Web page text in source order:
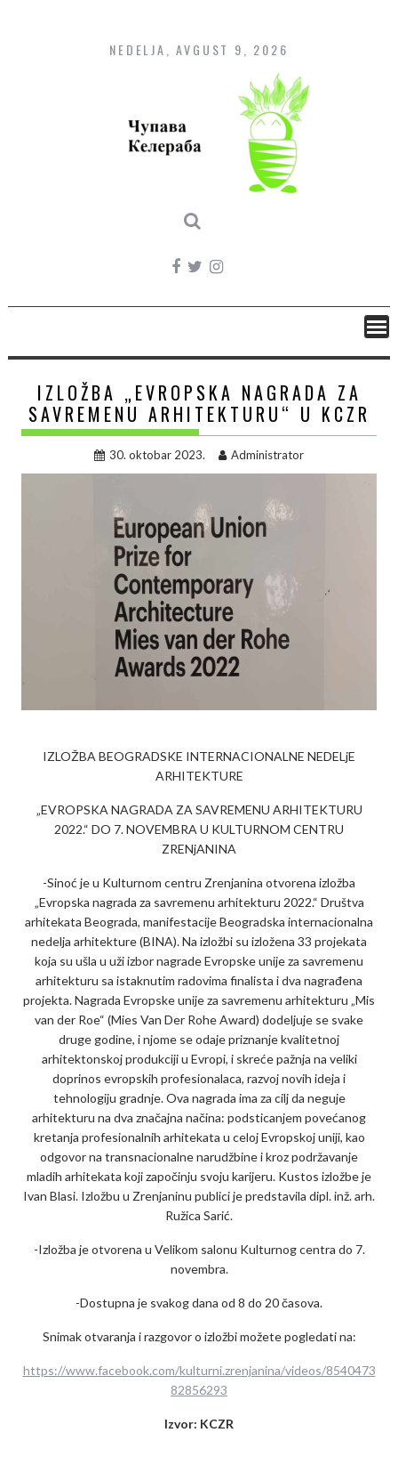
content
NEDELJA, AVGUST 9, 2026
IZLOŽBA „EVROPSKA NAGRADA ZA
SAVREMENU ARHITEKTURU“ U KCZR
30. oktobar 2023. Administrator
IZLOŽBA BEOGRADSKE INTERNACIONALNE NEDELjE
ARHITEKTURE
„EVROPSKA NAGRADA ZA SAVREMENU ARHITEKTURU
2022.“ DO 7. NOVEMBRA U KULTURNOM CENTRU
ZRENjANINA
-Sinoć je u Kulturnom centru Zrenjanina otvorena izložba
„Evropska nagrada za savremenu arhitekturu 2022.“ Društva
arhitekata Beograda, manifestacije Beogradska internacionalna
nedelja arhitekture (BINA). Na izložbi su izložena 33 projekata
koja su ušla u uži izbor nagrade Evropske unije za savremenu
arhitekturu sa istaknutim radovima finalista i dva nagrađena
projekta. Nagrada Evropske unije za savremenu arhitekturu „Mis
van der Roe“ (Mies Van Der Rohe Award) dodeljuje se svake
druge godine, i njome se odaje priznanje kvalitetnoj
arhitektonskoj produkciji u Evropi, i skreće pažnja na veliki
doprinos evropskih profesionalaca, razvoj novih ideja i
tehnologiju gradnje. Ova nagrada ima za cilj da neguje
arhitekturu na dva značajna načina: podsticanjem povećanog
kretanja profesionalnih arhitekata u celoj Evropskoj uniji, kao
odgovor na transnacionalne narudžbine i kroz podržavanje
mladih arhitekata koji započinju svoju karijeru. Kustos izložbe je
Ivan Blasi. Izložbu u Zrenjaninu publici je predstavila dipl. inž. arh.
Ružica Sarić.
-Izložba je otvorena u Velikom salonu Kulturnog centra do 7.
novembra.
-Dostupna je svakog dana od 8 do 20 časova.
Snimak otvaranja i razgovor o izložbi možete pogledati na:
https://www.facebook.com/kulturni.zrenjanina/videos/8540473
82856293
Izvor: KCZR